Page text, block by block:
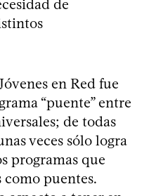
de
en Red fue
“puente” entre
de todas
veces sólo logra
programas que
puentes.